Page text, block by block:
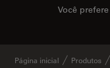
Você
Página inicial Produtos